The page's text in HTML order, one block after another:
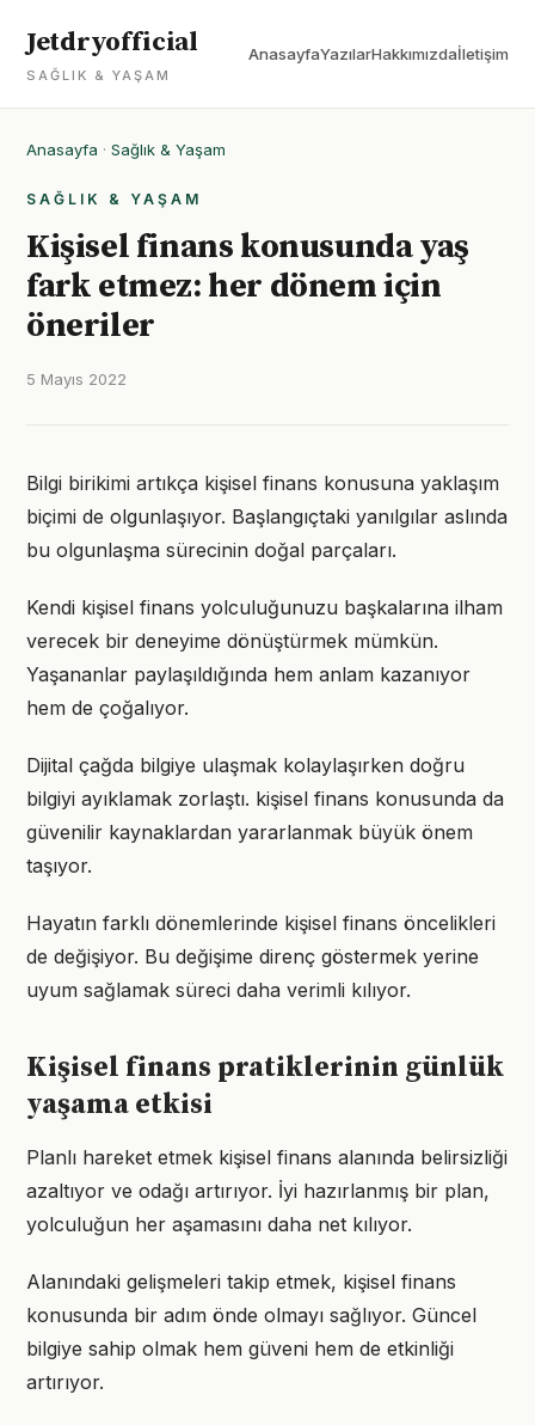
Jetdryofficial
SAĞLIK & YAŞAM
AnasayfaYazılarHakkımızdaİletişim
Anasayfa · Sağlık & Yaşam
SAĞLIK & YAŞAM
Kişisel finans konusunda yaş
fark etmez: her dönem için
öneriler
5 Mayıs 2022
Bilgi birikimi artıkça kişisel finans konusuna yaklaşım
biçimi de olgunlaşıyor. Başlangıçtaki yanılgılar aslında
bu olgunlaşma sürecinin doğal parçaları.
Kendi kişisel finans yolculuğunuzu başkalarına ilham
verecek bir deneyime dönüştürmek mümkün.
Yaşananlar paylaşıldığında hem anlam kazanıyor
hem de çoğalıyor.
Dijital çağda bilgiye ulaşmak kolaylaşırken doğru
bilgiyi ayıklamak zorlaştı. kişisel finans konusunda da
güvenilir kaynaklardan yararlanmak büyük önem
taşıyor.
Hayatın farklı dönemlerinde kişisel finans öncelikleri
de değişiyor. Bu değişime direnç göstermek yerine
uyum sağlamak süreci daha verimli kılıyor.
Kişisel finans pratiklerinin günlük
yaşama etkisi
Planlı hareket etmek kişisel finans alanında belirsizliği
azaltıyor ve odağı artırıyor. İyi hazırlanmış bir plan,
yolculuğun her aşamasını daha net kılıyor.
Alanındaki gelişmeleri takip etmek, kişisel finans
konusunda bir adım önde olmayı sağlıyor. Güncel
bilgiye sahip olmak hem güveni hem de etkinliği
artırıyor.